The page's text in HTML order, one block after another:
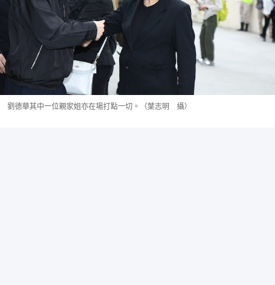
劉德華其中一位親家姐亦在場打點一切。（葉志明 攝）